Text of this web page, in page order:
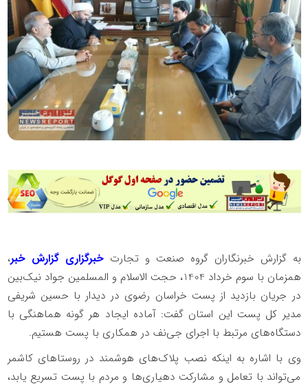
به گزارش خبرنگاران گروه صنعت و تجارتخبرگزاری گزارش خبر،
همزمان با سوم خرداد 1404، حجت الاسلام و المسلمین جواد نیک‌بین
در جریان بازدید از پست خراسان رضوی در دیدار با حسین شریفی
مدیر کل پست این استان گفت: آماده ایجاد هر گونه هماهنگی با
دستگاه‌های مرتبط با اجرای جی‌نف در همکاری با پست هستیم.
وی با اشاره به اینکه نصب پلاک‌های هوشمند در روستاهای کاشمر
می‌تواند با تعامل و مشارکت دهیاری‌ها و مردم با پست تسریع یابد،